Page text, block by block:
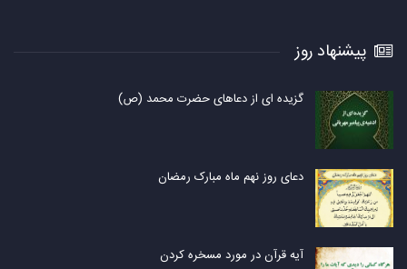
پیشنهاد روز
گزیده ای از دعاهای حضرت محمد (ص)
دعای روز نهم ماه مبارک رمضان
آیه قرآن در مورد مسخره کردن